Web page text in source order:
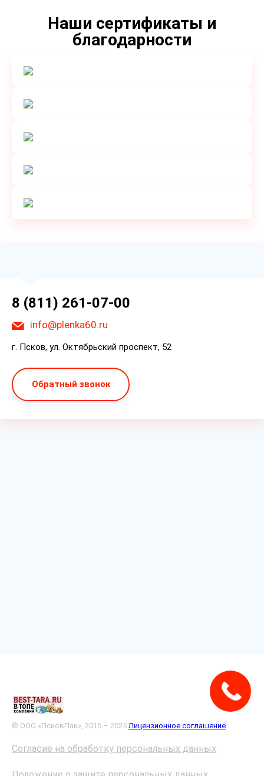
Наши сертификаты и
благодарности
8 (811) 261-07-00
info@plenka60.ru
г. Псков, ул. Октябрьский проспект, 52
Обратный звонок
© ООО «ПсковПак», 2015 – 2025 Лицензионное соглашение
Согласие на обработку персональных данных